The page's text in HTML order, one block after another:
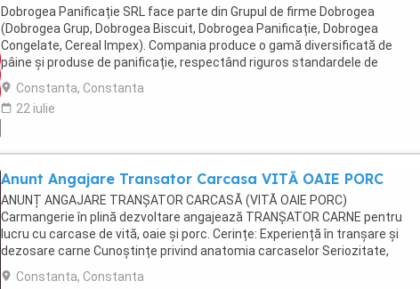
Dobrogea Panificație SRL face parte din Grupul de firme Dobrogea
(Dobrogea Grup, Dobrogea Biscuit, Dobrogea Panificație, Dobrogea
Congelate, Cereal Impex). Compania produce o gamă diversificată de
pâine și produse de panificație, respectând riguros standardele de
siguranță alimentară, prin utilizarea ...
Constanta, Constanta
22 iulie
Anunt Angajare Transator Carcasa VITĂ OAIE PORC
ANUNȚ ANGAJARE TRANȘATOR CARCASĂ (VITĂ OAIE PORC)
Carmangerie în plină dezvoltare angajează TRANȘATOR CARNE pentru
lucru cu carcase de vită, oaie și porc. Cerințe: Experiență în tranșare și
dezosare carne Cunoștințe privind anatomia carcaselor Seriozitate,
responsabilitate și atenție la detalii Capacitate ...
Constanta, Constanta